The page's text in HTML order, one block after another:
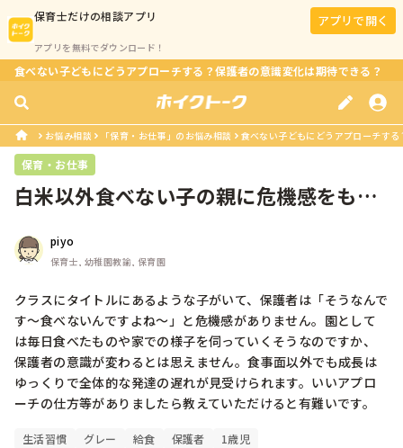
保育士だけの相談アプリ
アプリを無料でダウンロード！
アプリで開く
食べない子どもにどうアプローチする？保護者の意識変化は期待できる？
お悩み相談 「保育・お仕事」のお悩み相談 食べない子どもにどうアプローチす
保育・お仕事
白米以外食べない子の親に危機感をもっ
piyo
保育士, 幼稚園教諭, 保育園
クラスにタイトルにあるような子がいて、保護者は「そうなんで
す〜食べないんですよね〜」と危機感がありません。園として
は毎日食べたものや家での様子を伺っていくそうなのですか、
保護者の意識が変わるとは思えません。食事面以外でも成長は
ゆっくりで全体的な発達の遅れが見受けられます。いいアプロ
ーチの仕方等がありましたら教えていただけると有難いです。
生活習慣 グレー 給食 保護者 1歳児